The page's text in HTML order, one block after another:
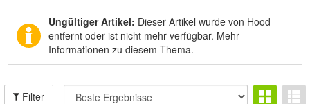
Ungültiger Artikel: Dieser Artikel wurde von Hood
entfernt oder ist nicht mehr verfügbar. Mehr
Informationen zu diesem Thema.
Filter